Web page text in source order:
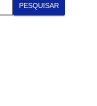
PESQUISAR